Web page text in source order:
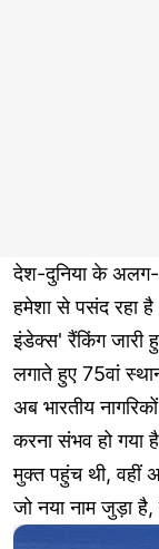
देश-दुनिया के अलग-
हमेशा से पसंद रहा
इंडेक्स' रैंकिंग जारी
लगाते हुए 75वां
अब भारतीय
करना संभव हो गया
मुक्त पहुंच थी, वहीं
जो नया नाम जुड़ा